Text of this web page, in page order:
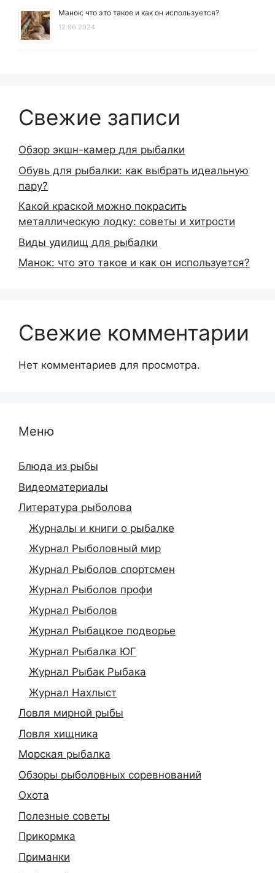
Манок: что это такое и как он используется?
12.06.2024
Свежие записи
Обзор экшн-камер для рыбалки
Обувь для рыбалки: как выбрать идеальную
пару?
Какой краской можно покрасить
металлическую лодку: советы и хитрости
Виды удилищ для рыбалки
Манок: что это такое и как он используется?
Свежие комментарии
Нет комментариев для просмотра.
Меню
Блюда из рыбы
Видеоматериалы
Литература рыболова
Журналы и книги о рыбалке
Журнал Рыболовный мир
Журнал Рыболов спортсмен
Журнал Рыболов профи
Журнал Рыболов
Журнал Рыбацкое подворье
Журнал Рыбалка ЮГ
Журнал Рыбак Рыбака
Журнал Нахлыст
Ловля мирной рыбы
Ловля хищника
Морская рыбалка
Обзоры рыболовных соревнований
Охота
Полезные советы
Прикормка
Приманки